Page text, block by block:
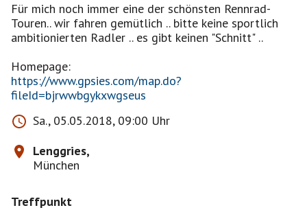
Für mich noch immer eine der schönsten Rennrad-
Touren.. wir fahren gemütlich .. bitte keine sportlich
ambitionierten Radler .. es gibt keinen "Schnitt" ..
https://www.gpsies.com/map.do?
fileId=bjrwwbgykxwgseus
Sa., 05.05.2018, 09:00 Uhr
Lenggries,
München
Treffpunkt